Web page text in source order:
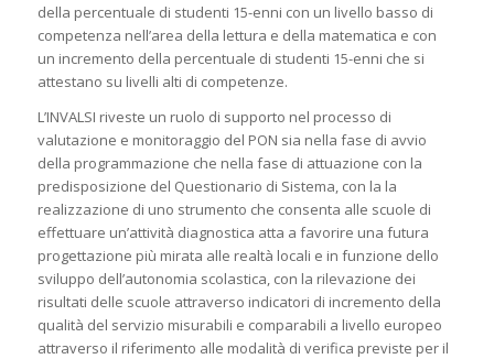
della percentuale di studenti 15-enni con un livello basso di
competenza nell’area della lettura e della matematica e con
un incremento della percentuale di studenti 15-enni che si
attestano su livelli alti di competenze.
L’INVALSI riveste un ruolo di supporto nel processo di
valutazione e monitoraggio del PON sia nella fase di avvio
della programmazione che nella fase di attuazione con la
predisposizione del Questionario di Sistema, con la la
realizzazione di uno strumento che consenta alle scuole di
effettuare un’attività diagnostica atta a favorire una futura
progettazione più mirata alle realtà locali e in funzione dello
sviluppo dell’autonomia scolastica, con la rilevazione dei
risultati delle scuole attraverso indicatori di incremento della
qualità del servizio misurabili e comparabili a livello europeo
attraverso il riferimento alle modalità di verifica previste per il